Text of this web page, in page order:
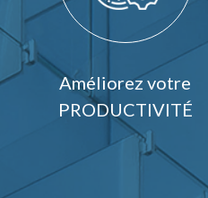
Améliorez votre
PRODUCTIVITÉ